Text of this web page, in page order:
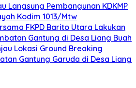
Langsung Pembangunan KDKMP
Kodim 1013/Mtw
FKPD Barito Utara Lakukan
Gantung di Desa Liang Buah
Lokasi Ground Breaking
Gantung Garuda di Desa Liang